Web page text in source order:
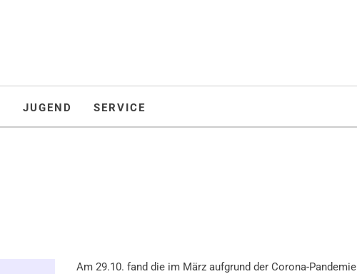
JUGEND SERVICE
Am 29.10. fand die im März aufgrund der Corona-Pandemie